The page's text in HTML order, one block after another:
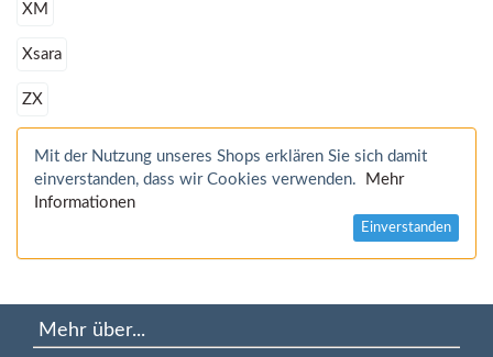
XM
Xsara
ZX
Mit der Nutzung unseres Shops erklären Sie sich damit
einverstanden, dass wir Cookies verwenden.
Mehr
Informationen
Einverstanden
Mehr über...